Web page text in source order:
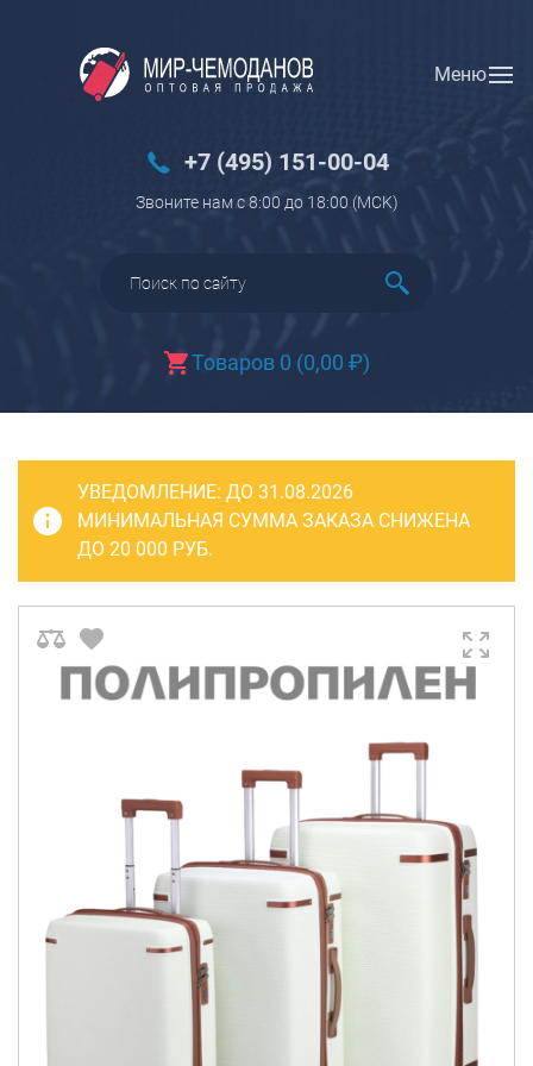
Меню
+7 (495) 151-00-04
Звоните нам с 8:00 до 18:00 (МCK)
Товаров 0 (0,00 ₽)
Вход Регистрация
Багаж
Чемоданы
Чемоданы детские
Пилоты на колесах
Рюкзаки детские для детских
Бьюти-кейсы
САКВОЯЖИ
РАСПРОДАЖА
Сумки спортивные
Сумки поясные
Сумки пляжные
Сумки для ноутбуков
Сумки-тележки хозяйственные
Сумки-рюкзаки на колёсах
Сумки детские
Рюкзаки
УВЕДОМЛЕНИЕ: ДО 31.08.2026
МИНИМАЛЬНАЯ СУММА ЗАКАЗА СНИЖЕНА
ДО 20 000 РУБ.